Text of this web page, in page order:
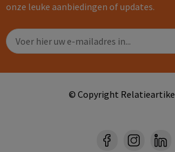
onze leuke aanbiedingen of updates.
© Copyright